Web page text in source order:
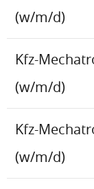
(w/m/d)
Kfz-
(w/m/d)
Kfz-
(w/m/d)